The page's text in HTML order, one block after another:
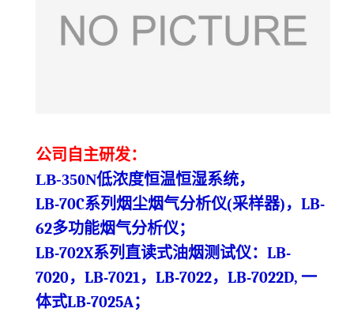
公司自主研发：
LB-350N低浓度恒温恒湿系统，
LB-70C系列烟尘烟气分析仪(采样器)， LB-
62多功能烟气分析仪；
LB-702X系列直读式油烟测试仪： LB-
7020，LB-7021，LB-7022，LB-7022D, 一
体式LB-7025A；